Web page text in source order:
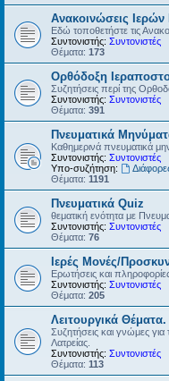
Ανακοινώσεις
Εδώ τοποθετήστε τις
Συντονιστής: Συντονιστές
Θέματα: 173
Ορθόδοξη
Συζητήσεις περί της
Συντονιστής: Συντονιστές
Θέματα: 391
Πνευματικά
Καθημερινά πνευματικά
Συντονιστής: Συντονιστές
Υπο-συζήτηση:
Θέματα: 1191
Πνευματικά Quiz
θεματική ενότητα με
Συντονιστής: Συντονιστές
Θέματα: 76
Ιερές Μονές/
Ερωτήσεις και
Συντονιστής: Συντονιστές
Θέματα: 205
Λειτουργικά Θέματα.
Συζητήσεις και γνώμες
Λατρείας.
Συντονιστής: Συντονιστές
Θέματα: 113